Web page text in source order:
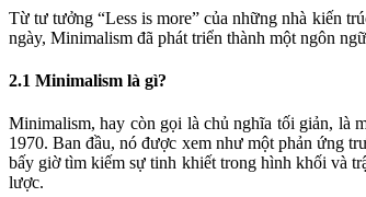
Từ tư tưởng “Less is more” của những nhà kiến
ngày, Minimalism đã phát triển thành một ngôn
2.1 Minimalism là gì?
Minimalism, hay còn gọi là chủ nghĩa tối giản, là
1970. Ban đầu, nó được xem như một phản ứng
bấy giờ tìm kiếm sự tinh khiết trong hình khối và
lược.